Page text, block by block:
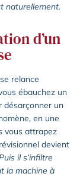
naturellement.
d’un
relance
ébauchez un
désarçonner un
en une
vous attrapez
devient
il s’infiltre
la machine à